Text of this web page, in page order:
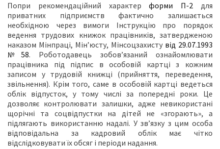
Попри рекомендаційний характерформи П-2 для
приватних підприємств фактично залишається
необхідною через вимоги Інструкцію про порядок
ведення трудових книжок працівників, затвердженою
наказом Мінпраці, Мін’юсту, Мінсоцзахисту від 29.07.1993
№58. Роботодавець зобов’язаний ознайомлювати
працівника під підпис в особовій картці з кожним
записом у трудовій книжці (прийняття, переведення,
звільнення). Крім того, саме в особовій картці ведеться
облік відпусток, у тому числі за попередні роки. Це
дозволяє контролювати залишки, адже невикористані
щорічні та соцвідпустки на дітей не «згорають», а
підлягають використанню надалі. У зв’язку з цим особа
відповідальна за кадровий облік має чітко
відслідковувати їх обсяг і періоди надання.